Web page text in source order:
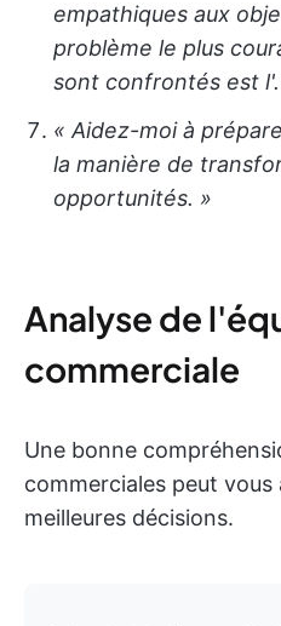
empathiques aux
problème le plus
sont confrontés est l'
« Aidez-moi à
la manière de
opportunités. »
Analyse de
commerciale
Une bonne
commerciales peut
meilleures décisions.